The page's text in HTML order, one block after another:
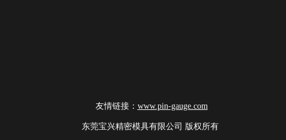
友情链接： www.pin-gauge.com
东莞宝兴精密模具有限公司 版权所有